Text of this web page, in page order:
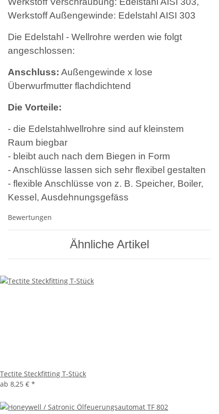
Werkstoff Außengewinde: Edelstahl AISI 303
Die Edelstahl - Wellrohre werden wie folgt
angeschlossen:
Anschluss: Außengewinde x lose
Überwurfmutter flachdichtend
Die Vorteile:
- die Edelstahlwellrohre sind auf kleinstem
Raum biegbar
- bleibt auch nach dem Biegen in Form
- Anschlüsse lassen sich sehr flexibel gestalten
- flexible Anschlüsse von z. B. Speicher, Boiler,
Kessel, Ausdehnungsgefäss
Bewertungen
Ähnliche Artikel
Tectite Steckfitting T-Stück
ab 8,25 € *